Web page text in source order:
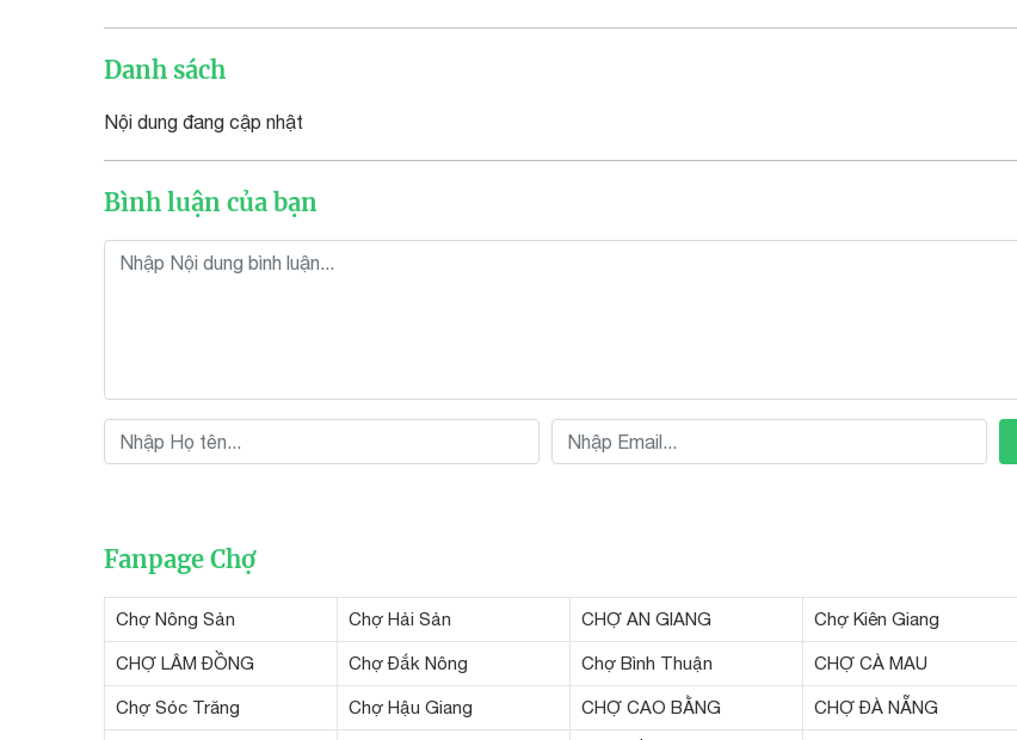
Danh sách
Nội dung đang cập nhật
Bình luận của bạn
Fanpage Chợ
Chợ Nông Sản Chợ Hải Sản CHỢ AN GIANG Chợ Kiên Giang
CHỢ LÂM ĐỒNG Chợ Đắk Nông Chợ Bình Thuận CHỢ CÀ MAU
Chợ Sóc Trăng Chợ Hậu Giang CHỢ CAO BẰNG CHỢ ĐÀ NẴNG